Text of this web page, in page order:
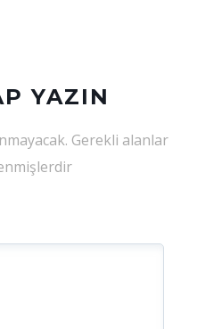
YAZIN
Gerekli alanlar